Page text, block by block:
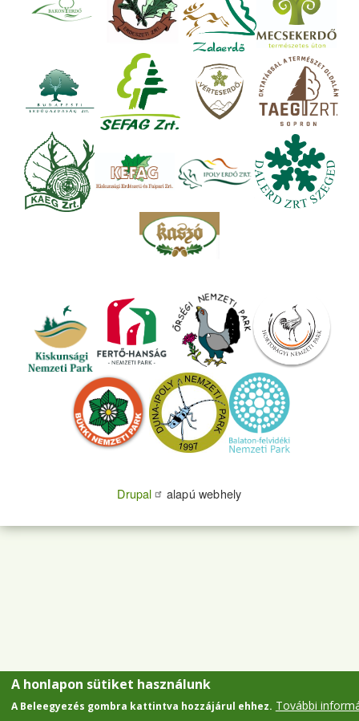
Drupal alapú webhely
A honlapon sütiket használunk
A Beleegyezés gombra kattintva hozzájárul ehhez. További